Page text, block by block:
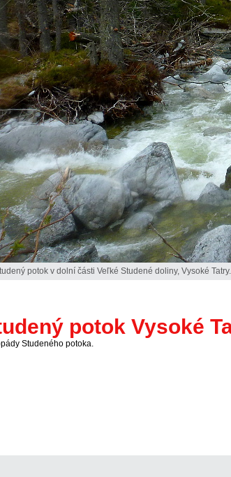
potok v dolní části Veľké Studené doliny, Vysoké Tatry.
potok Vysoké
Studeného potoka.